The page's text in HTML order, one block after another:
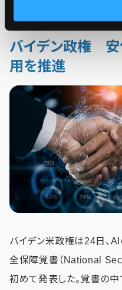
バイデン政権 安
用を推進
バイデン米政権は24日、
全保障覚書（National
初めて発表した。覚書の